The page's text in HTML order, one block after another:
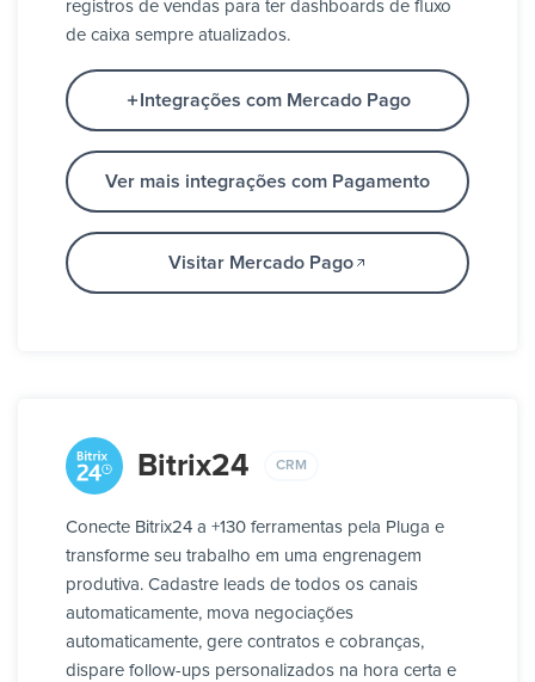
registros de vendas para ter dashboards de fluxo
de caixa sempre atualizados.
Integrações com Mercado Pago
Ver mais integrações com Pagamento
Visitar Mercado Pago
Bitrix24 CRM
Conecte Bitrix24 a +130 ferramentas pela Pluga e
transforme seu trabalho em uma engrenagem
produtiva. Cadastre leads de todos os canais
automaticamente, mova negociações
automaticamente, gere contratos e cobranças,
dispare follow-ups personalizados na hora certa e